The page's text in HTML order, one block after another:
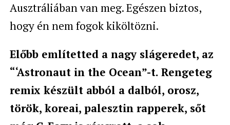
Ausztráliában van meg. Egészen biztos,
hogy én nem fogok kiköltözni.
Előbb említetted a nagy slágeredet, az
“‘Astronaut in the Ocean”-t. Rengeteg
remix készült abból a dalból, orosz,
török, koreai, palesztin rapperek, sőt